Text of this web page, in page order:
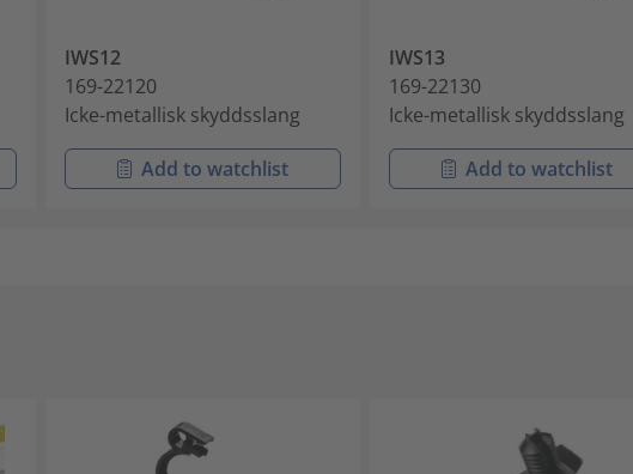
IWS12
169-22120
Icke-metallisk skyddsslang
Add to watchlist
IWS13
169-22130
Icke-metallisk skyddsslang
Add to watchlist